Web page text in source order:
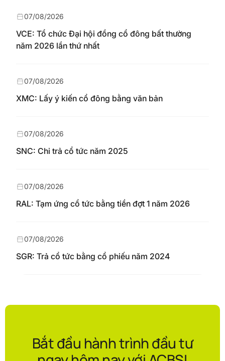
VCE: Tổ chức Đại hội đồng cổ đông bất thường
năm 2026 lần thứ nhất
07/08/2026
XMC: Lấy ý kiến cổ đông bằng văn bản
07/08/2026
SNC: Chi trả cổ tức năm 2025
07/08/2026
RAL: Tạm ứng cổ tức bằng tiền đợt 1 năm 2026
07/08/2026
SGR: Trả cổ tức bằng cổ phiếu năm 2024
07/08/2026
Bắt đầu hành trình đầu tư